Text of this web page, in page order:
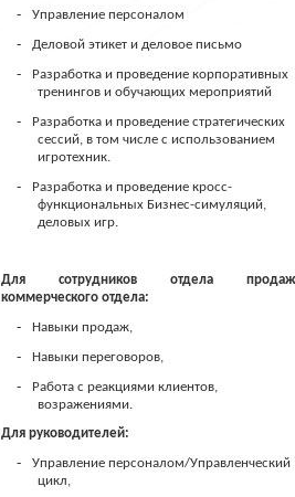
- Управление персоналом
- Деловой этикет и деловое письмо
-
Разработка и проведение корпоративных
тренингов и обучающих мероприятий
-
Разработка и проведение стратегических
сессий, в том числе с использованием
игротехник.
-
Разработка и проведение кросс-
функциональных Бизнес-симуляций,
деловых игр.
Для сотрудников отдела
коммерческого отдела:
- Навыки продаж,
- Навыки переговоров,
-
Работа с реакциями клиентов,
возражениями.
Для руководителей:
-
Управление персоналом/Управленческий
цикл,